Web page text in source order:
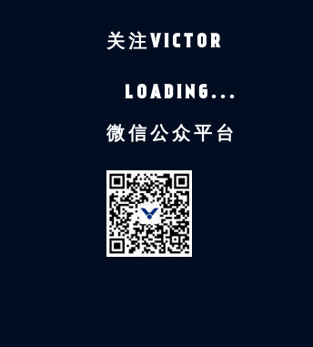
关注VICTOR
LOADING...
微信公众平台